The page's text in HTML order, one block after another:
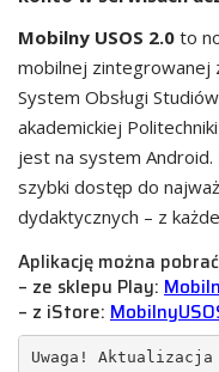
Mobilny USOS 2.0 to
mobilnej zintegrowanej
System Obsługi
akademickiej
jest na system
szybki dostęp do
dydaktycznych – z
Aplikację można
– ze sklepu Play:
– z iStore:
Uwaga!